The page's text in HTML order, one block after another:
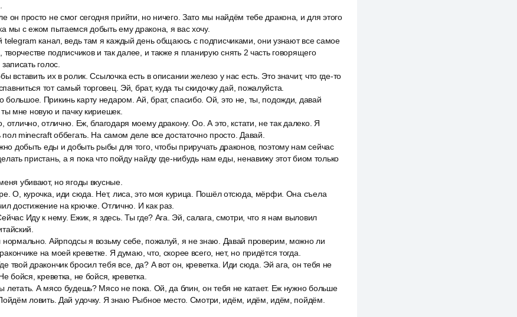
он просто не смог сегодня прийти, но ничего. Зато мы найдём тебе дракона, и для этого
мы с ежом пытаемся добыть ему дракона, я вас хочу.
telegram канал, ведь там я каждый день общаюсь с подписчиками, они узнают все самое
творчестве подписчиков и так далее, и также я планирую снять 2 часть говорящего
голос.
вставить их в ролик. Ссылочка есть в описании железо у нас есть. Это значит, что где-то
тот самый торговец. Эй, брат, куда ты скидочку дай, пожалуйста.
Прикинь карту недаром. Ай, брат, спасибо. Ой, это не, ты, подожди, давай
мне новую и пачку кириешек.
отлично, отлично. Еж, благодаря моему дракону. Оо. А это, кстати, не так далеко. Я
minecraft оббегать. На самом деле все достаточно просто. Давай.
добыть еды и добыть рыбы для того, чтобы приручать драконов, поэтому нам сейчас
пристань, а я пока что пойду найду где-нибудь нам еды, ненавижу этот биом только
убивают, но ягоды вкусные.
О, курочка, иди сюда. Нет, лиса, это моя курица. Пошёл отсюда, мёрфи. Она съела
достижение на крючке. Отлично. И как раз.
Иду к нему. Ежик, я здесь. Ты где? Ага. Эй, салага, смотри, что я нам выловил
нормально. Айрподсы я возьму себе, пожалуй, я не знаю. Давай проверим, можно ли
на моей креветке. Я думаю, что, скорее всего, нет, но придётся тогда.
твой дракончик бросил тебя все, да? А вот он, креветка. Иди сюда. Эй ага, он тебя не
бойся, креветка, не бойся, креветка.
летать. А мясо будешь? Мясо не пока. Ой, да блин, он тебя не катает. Еж нужно больше
ловить. Дай удочку. Я знаю Рыбное место. Смотри, идём, идём, идём, пойдём.